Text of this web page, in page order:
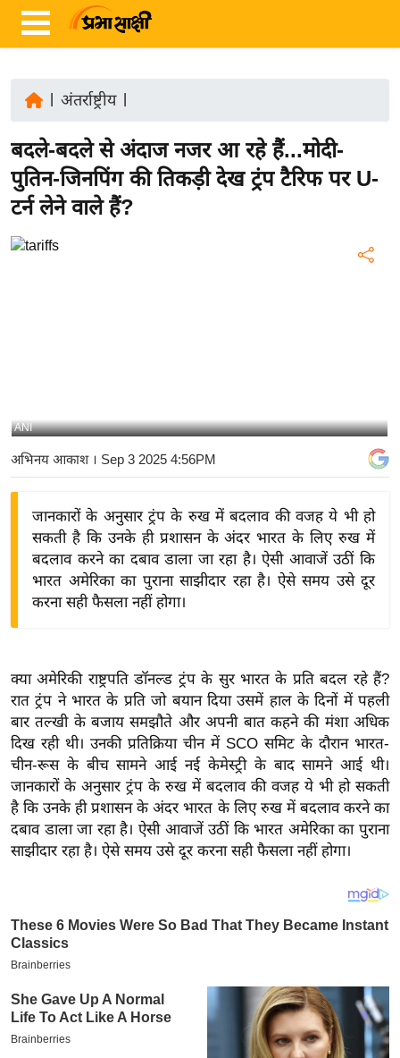
ज़ा
ख
ब
र
रा
य
बि
ज़
वि
शे
ष
ज्ञ
रा
य
ब
ज
ल
क्रि
ट
I
अंतर्राष्ट्रीय|
बदले-बदले से अंदाज नजर आ रहे हैं...मोदी-
पुतिन-जिनपिंग की तिकड़ी देख ट्रंप टैरिफ पर U-
टर्न लेने वाले हैं?
ANI
अभिनय आकाश। Sep 3 2025 4:56PM
जानकारों के अनुसार ट्रंप के रुख में बदलाव की वजह ये भी हो
सकती है कि उनके ही प्रशासन के अंदर भारत के लिए रुख में
बदलाव करने का दबाव डाला जा रहा है। ऐसी आवाजें उठीं कि
भारत अमेरिका का पुराना साझीदार रहा है। ऐसे समय उसे दूर
करना सही फैसला नहीं होगा।
क्या अमेरिकी राष्ट्रपति डॉनल्ड ट्रंप के सुर भारत के प्रति बदल रहे हैं?
रात ट्रंप ने भारत के प्रति जो बयान दिया उसमें हाल के दिनों में पहली
बार तल्खी के बजाय समझौते और अपनी बात कहने की मंशा अधिक
दिख रही थी। उनकी प्रतिक्रिया चीन में SCO समिट के दौरान भारत-
चीन-रूस के बीच सामने आई नई केमेस्ट्री के बाद सामने आई थी।
जानकारों के अनुसार ट्रंप के रुख में बदलाव की वजह ये भी हो सकती
है कि उनके ही प्रशासन के अंदर भारत के लिए रुख में बदलाव करने का
दबाव डाला जा रहा है। ऐसी आवाजें उठीं कि भारत अमेरिका का पुराना
साझीदार रहा है। ऐसे समय उसे दूर करना सही फैसला नहीं होगा।